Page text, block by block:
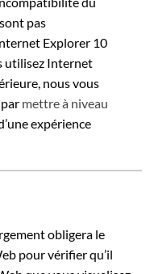
pas
Explorer 10
utilisez Internet
nous vous
mettre à niveau
expérience
obligera le
pour vérifier qu’il